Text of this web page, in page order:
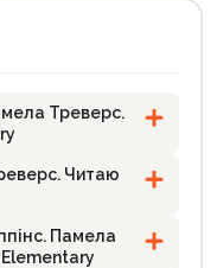
Треверс.
Читаю
Памела